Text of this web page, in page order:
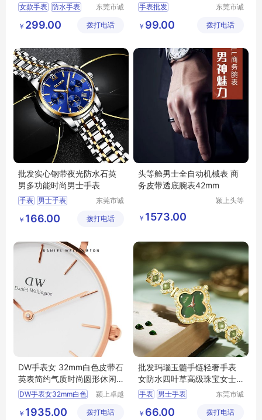
表现货
女款手表 防水手表
镶钻手表
东莞市诚
表有限公
￥ 299.00 拨打电话
手表批发
手表批发
运动手表批发
电子表批发
东莞市诚
表有限公
￥ 99.00 拨打电话
批发实心钢带夜光防水石英
男多功能时尚男士手表
手表 男士手表
电子表
东莞市诚
表有限公
￥ 166.00 拨打电话
头等舱男士全自动机械表 商
务皮带透底腕表42mm
颍上头等
￥ 1573.00
DW手表女 32mm白色皮带石
英表简约气质时尚圆形休闲
女表 欧美腕表
DW手表女32mm白色
颍上卓越
有限公司
￥ 1935.00 拨打电话
批发玛瑙玉髓手链轻奢手表
女防水四叶草高级珠宝女士
石英腕表
手表 男士手表
电子表
东莞市诚
表有限公
￥ 66.00 拨打电话